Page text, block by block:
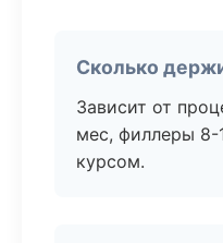
Сколько
Зависит от
мес, филлеры
курсом.